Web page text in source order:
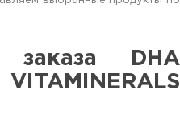
заказа DHA